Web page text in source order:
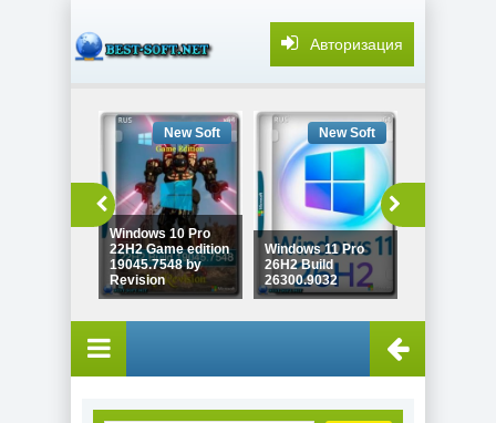
Авторизация
Windows 10 Pro
22H2 Game edition
19045.7548 by
Revision
New Soft
Windows 11 Pro
26H2 Build
26300.9032
New Soft